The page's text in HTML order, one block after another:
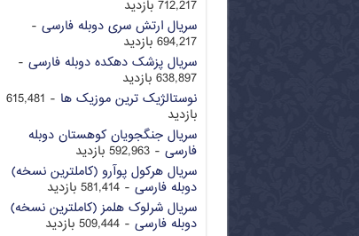
712,217 بازدید
سریال ارتش سری دوبله فارسی -
694,217 بازدید
سریال پزشک دهکده دوبله فارسی -
638,897 بازدید
نوستالژیک ترین موزیک ها
- 615,481
بازدید
سریال جنگجویان کوهستان دوبله
فارسی - 592,963 بازدید
سریال هرکول پوآرو (کاملترین نسخه)
دوبله فارسی - 581,414 بازدید
سریال شرلوک هلمز (کاملترین نسخه)
دوبله فارسی - 509,444 بازدید